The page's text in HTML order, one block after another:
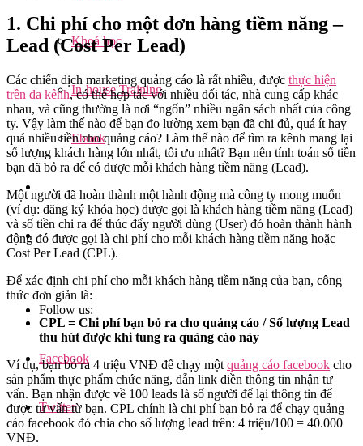
Khoá học
In-house Training
Ebook
Follow us:
Facebook
Twitter
1. Chi phí cho một đơn hàng tiềm năng –
Lead (Cost Per Lead)
Các chiến dịch marketing quảng cáo là rất nhiều, được thực hiện
trên đa kênh, có thể hợp tác với nhiều đối tác, nhà cung cấp khác
nhau, và cũng thường là nơi “ngốn” nhiều ngân sách nhất của công
ty. Vậy làm thế nào để bạn đo lường xem bạn đã chi đủ, quá ít hay
quá nhiều tiền cho quảng cáo? Làm thế nào để tìm ra kênh mang lại
số lượng khách hàng lớn nhất, tối ưu nhất? Bạn nên tính toán số tiền
bạn đã bỏ ra để có được mỗi khách hàng tiềm năng (Lead).
Một người đã hoàn thành một hành động mà công ty mong muốn
(ví dụ: đăng ký khóa học) được gọi là khách hàng tiềm năng (Lead)
và số tiền chi ra để thúc đẩy người dùng (User) đó hoàn thành hành
động đó được gọi là chi phí cho mỗi khách hàng tiềm năng hoặc
Cost Per Lead (CPL).
Để xác định chi phí cho mỗi khách hàng tiềm năng của bạn, công
thức đơn giản là:
CPL = Chi phí bạn bỏ ra cho quảng cáo / Số lượng Lead
thu hút được khi tung ra quảng cáo này
Ví dụ, bạn bỏ ra 4 triệu VNĐ để chạy một quảng cáo facebook cho
sản phẩm thực phẩm chức năng, dẫn link điền thông tin nhận tư
vấn. Bạn nhận được về 100 leads là số người để lại thông tin để
được tư vấn từ bạn. CPL chính là chi phí bạn bỏ ra để chạy quảng
cáo facebook đó chia cho số lượng lead trên: 4 triệu/100 = 40.000
VNĐ.